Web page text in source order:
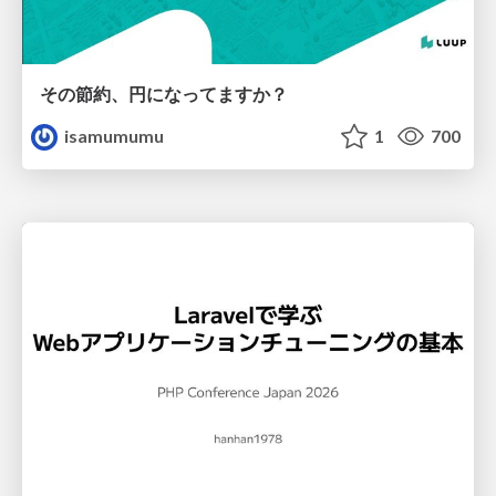
その節約、円になってますか？
isamumumu
1 700